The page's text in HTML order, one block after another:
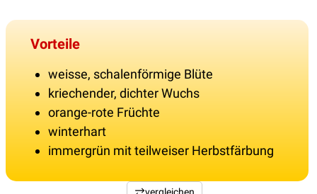
Vorteile
weisse, schalenförmige Blüte
kriechender, dichter Wuchs
orange-rote Früchte
winterhart
immergrün mit teilweiser Herbstfärbung